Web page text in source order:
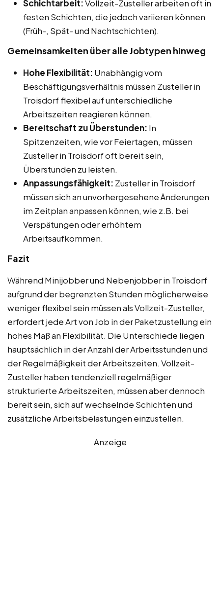
Schichtarbeit:Vollzeit-Zusteller arbeiten oft in
festen Schichten, die jedoch variieren können
(Früh-, Spät- und Nachtschichten).
Gemeinsamkeiten über alle Jobtypen hinweg
Hohe Flexibilität: Unabhängig vom
Beschäftigungsverhältnis müssen Zusteller in
Troisdorf flexibel auf unterschiedliche
Arbeitszeiten reagieren können.
Bereitschaft zu Überstunden: In
Spitzenzeiten, wie vor Feiertagen, müssen
Zusteller in Troisdorf oft bereit sein,
Überstunden zu leisten.
Anpassungsfähigkeit: Zusteller in Troisdorf
müssen sich an unvorhergesehene Änderungen
im Zeitplan anpassen können, wie z.B. bei
Verspätungen oder erhöhtem
Arbeitsaufkommen.
Fazit
Während Minijobber und Nebenjobber in Troisdorf
aufgrund der begrenzten Stunden möglicherweise
weniger flexibel sein müssen als Vollzeit-Zusteller,
erfordert jede Art von Job in der Paketzustellung ein
hohes Maß an Flexibilität. Die Unterschiede liegen
hauptsächlich in der Anzahl der Arbeitsstunden und
der Regelmäßigkeit der Arbeitszeiten. Vollzeit-
Zusteller haben tendenziell regelmäßiger
strukturierte Arbeitszeiten, müssen aber dennoch
bereit sein, sich auf wechselnde Schichten und
zusätzliche Arbeitsbelastungen einzustellen.
Anzeige